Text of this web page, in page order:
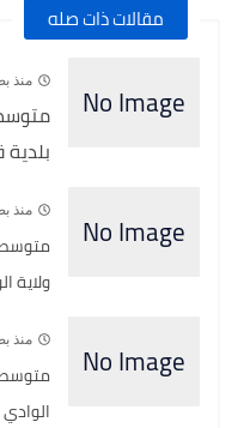
مقالات ذات صله
منذ
بلدية
منذ
ولاية
منذ
الوادي